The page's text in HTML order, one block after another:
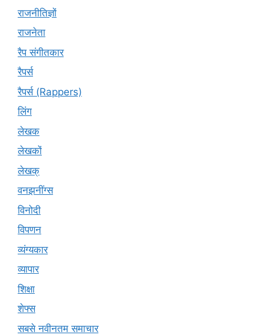
राजनीतिज्ञों
राजनेता
रैप संगीतकार
रैपर्स
रैपर्स (Rappers)
लिंग
लेखक
लेखकों
लेखक्
वनझनींग्स
विनोदी
विपणन
व्यंग्यकार
व्यापार
शिक्षा
शेफ्स
सबसे नवीनतम समाचार